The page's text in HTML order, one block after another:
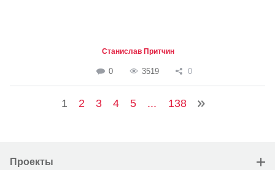
Станислав Притчин
0 3519 0
1 2 3 4 5 ... 138
Проекты